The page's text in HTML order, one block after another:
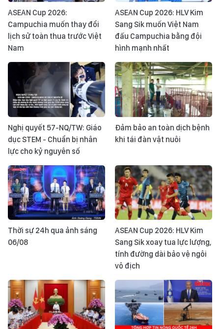
ASEAN Cup 2026:
Campuchia muốn thay đổi
lịch sử toàn thua trước Việt
Nam
ASEAN Cup 2026: HLV Kim
Sang Sik muốn Việt Nam
đấu Campuchia bằng đội
hình mạnh nhất
Nghị quyết 57-NQ/TW: Giáo
dục STEM - Chuẩn bị nhân
lực cho kỷ nguyên số
Đảm bảo an toàn dịch bệnh
khi tái đàn vật nuôi
Thời sự 24h qua ảnh sáng
06/08
ASEAN Cup 2026: HLV Kim
Sang Sik xoay tua lực lượng,
tính đường dài bảo vệ ngôi
vô địch